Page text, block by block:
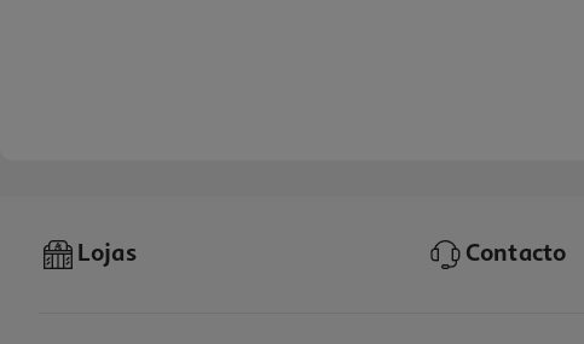
Lojas Contacto